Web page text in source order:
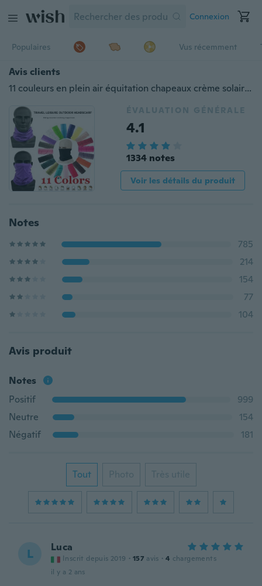
Connexion
Populaires Vus récemment
Avis clients
11 couleurs en plein air équitation chapeaux crème solaire visage sacrf bandana foulard magique coiffe
ÉVALUATION GÉNÉRALE
4.1
1334 notes
Voir les détails du produit
Notes
785
214
154
77
104
Avis produit
Notes
Positif
999
Neutre
154
Négatif
181
Tout Photo Très utile
L Luca
Inscrit depuis 2019 · 157 avis · 4 chargements
il y a 2 ans